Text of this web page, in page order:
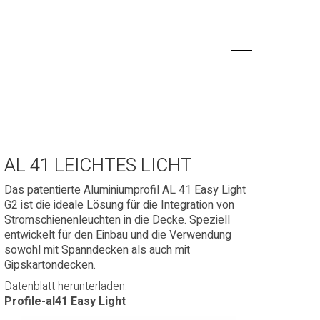
AL 41 LEICHTES LICHT
Das patentierte Aluminiumprofil AL 41 Easy Light
G2 ist die ideale Lösung für die Integration von
Stromschienenleuchten in die Decke. Speziell
entwickelt für den Einbau und die Verwendung
sowohl mit Spanndecken als auch mit
Gipskartondecken.
Datenblatt herunterladen:
Profile-al41 Easy Light